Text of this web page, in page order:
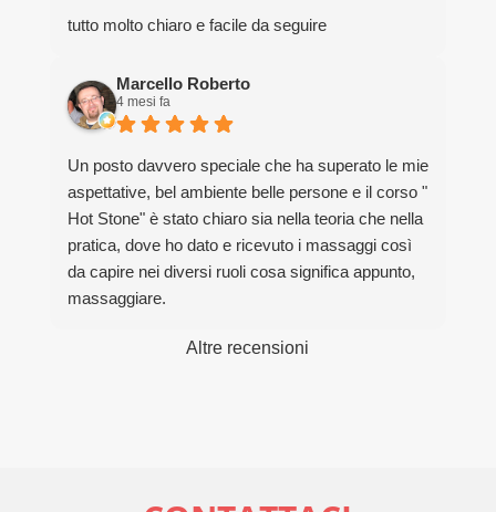
tutto molto chiaro e facile da seguire
Marcello Roberto
4 mesi fa
Un posto davvero speciale che ha superato le mie
aspettative, bel ambiente belle persone e il corso "
Hot Stone" è stato chiaro sia nella teoria che nella
pratica, dove ho dato e ricevuto i massaggi così
da capire nei diversi ruoli cosa significa appunto,
massaggiare.
Altre recensioni